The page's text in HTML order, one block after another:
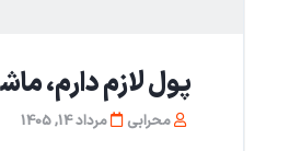
پول لازم دارم،
محرابی مرداد 14, 1405